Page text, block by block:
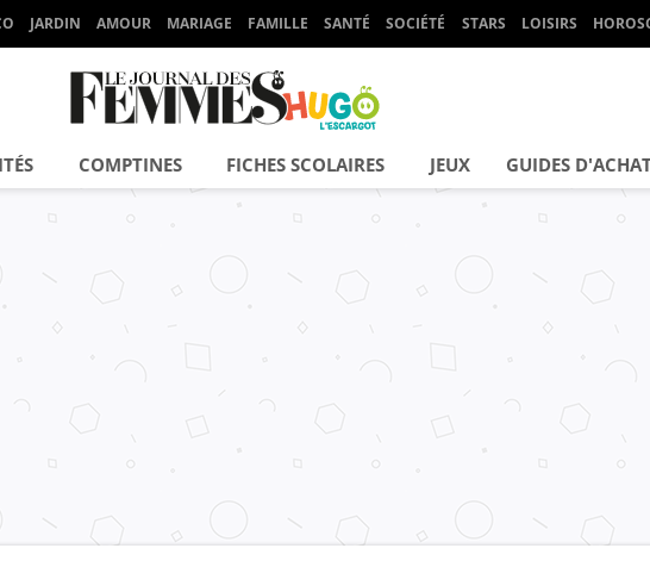
JARDIN AMOUR MARIAGE FAMILLE SANTÉ SOCIÉTÉ STARS LOISIRS
COMPTINES FICHES SCOLAIRES JEUX GUIDES